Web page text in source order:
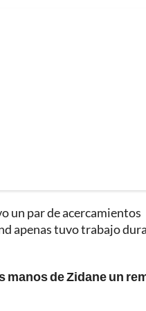
un par de acercamientos
apenas tuvo trabajo
manos de Zidane un